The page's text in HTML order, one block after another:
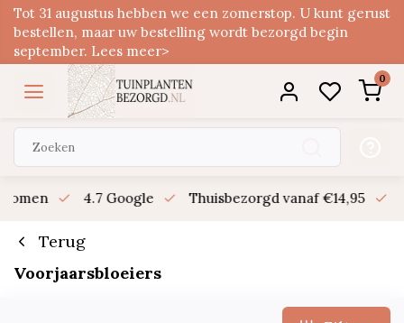
Tot 31 augustus hebben we een zomerstop. U kunt gerust
bestellen, maar uw bestelling wordt bezorgd begin
september. Lees meer>
0
4.7 Google Thuisbezorgd vanaf €14,95
Terug
Voorjaarsbloeiers